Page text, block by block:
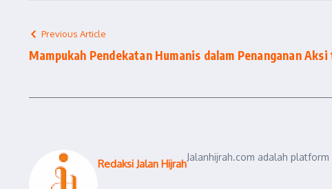
Previous Article
Mampukah Pendekatan Humanis dalam Penanganan
Redaksi Jalan Hijrah
Jalanhijrah.com adalah